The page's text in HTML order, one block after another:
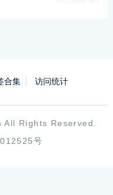
合集 访问统计
All Rights Reserved.
号